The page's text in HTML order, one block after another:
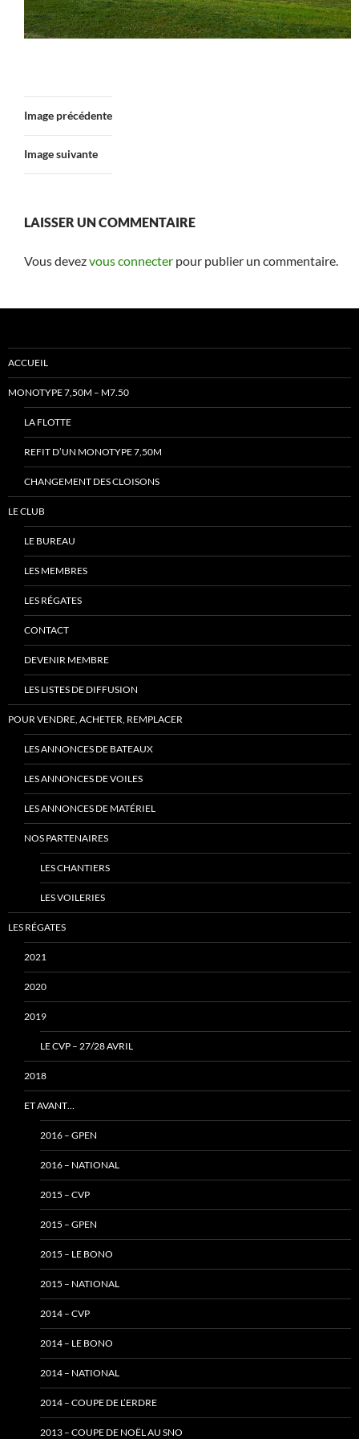
Image précédente
Image suivante
LAISSER UN COMMENTAIRE
Vous devezvous connecter pour publier un commentaire.
ACCUEIL
MONOTYPE 7,50M – M7.50
LA FLOTTE
REFIT D’UN MONOTYPE 7,50M
CHANGEMENT DES CLOISONS
LE CLUB
LE BUREAU
LES MEMBRES
LES RÉGATES
CONTACT
DEVENIR MEMBRE
LES LISTES DE DIFFUSION
POUR VENDRE, ACHETER, REMPLACER
LES ANNONCES DE BATEAUX
LES ANNONCES DE VOILES
LES ANNONCES DE MATÉRIEL
NOS PARTENAIRES
LES CHANTIERS
LES VOILERIES
LES RÉGATES
2021
2020
2019
LE CVP – 27/28 AVRIL
2018
ET AVANT…
2016 – GPEN
2016 – NATIONAL
2015 – CVP
2015 – GPEN
2015 – LE BONO
2015 – NATIONAL
2014 – CVP
2014 – LE BONO
2014 – NATIONAL
2014 – COUPE DE L’ERDRE
2013 – COUPE DE NOËL AU SNO